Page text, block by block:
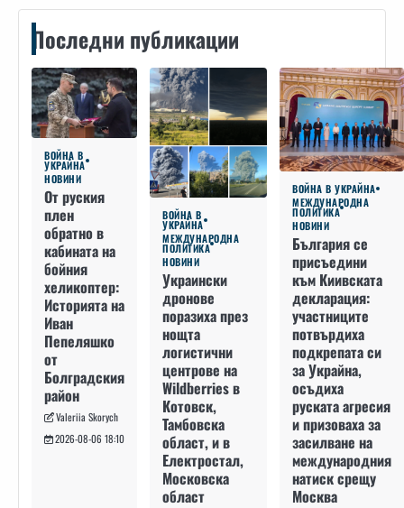
Последни публикации
ВОЙНА В
УКРАЙНА
НОВИНИ
От руския
плен
обратно в
кабината на
бойния
хеликоптер:
Историята на
Иван
Пепеляшко
от
Болградския
район
Valeriia Skorych
2026-08-06 18:10
ВОЙНА В
УКРАЙНА
МЕЖДУНАРОДНА
ПОЛИТИКА
НОВИНИ
Украински
дронове
поразиха през
нощта
логистични
центрове на
Wildberries в
Котовск,
Тамбовска
област, и в
Електростал,
Московска
област
ВОЙНА В УКРАЙНА
МЕЖДУНАРОДНА
ПОЛИТИКА
НОВИНИ
България се
присъедини
към Киивската
декларация:
участниците
потвърдиха
подкрепата си
за Украйна,
осъдиха
руската агресия
и призоваха за
засилване на
международния
натиск срещу
Москва